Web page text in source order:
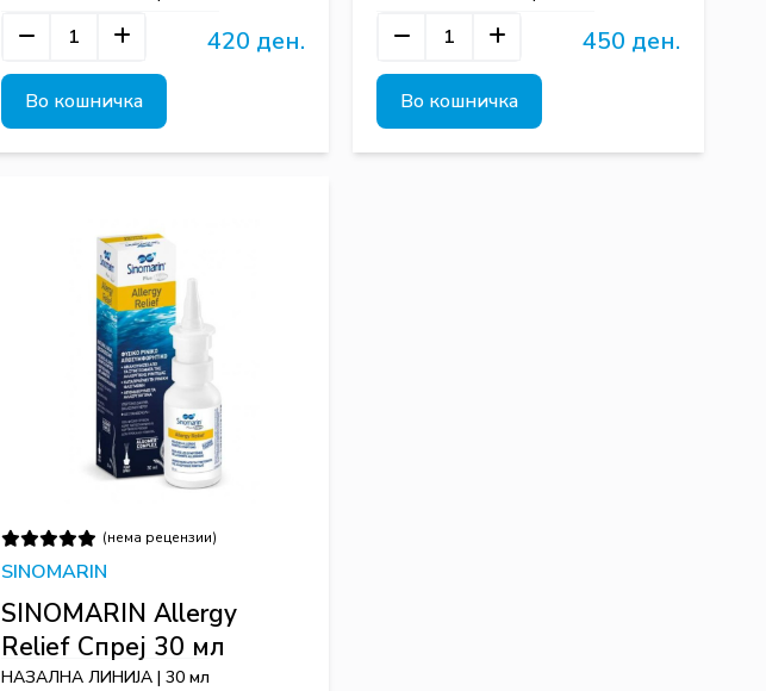
420 ден.
Во кошничка
450 ден.
Во кошничка
(нема рецензии)
SINOMARIN
SINOMARIN Allergy
Relief Спреј 30 мл
НАЗАЛНА ЛИНИЈА | 30 мл